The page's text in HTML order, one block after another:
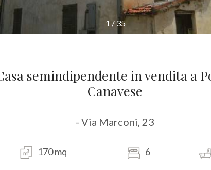
1 / 35
semindipendente in vendita a
Canavese
- Via Marconi, 23
170 mq 6